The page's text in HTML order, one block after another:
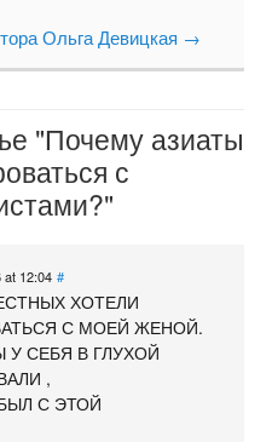
Ольга Девицкая →
"Почему азиаты
с
at 12:04 #
ХОТЕЛИ
С МОЕЙ ЖЕНОЙ.
У СЕБЯ В ГЛУХОЙ
,
С ЭТОЙ